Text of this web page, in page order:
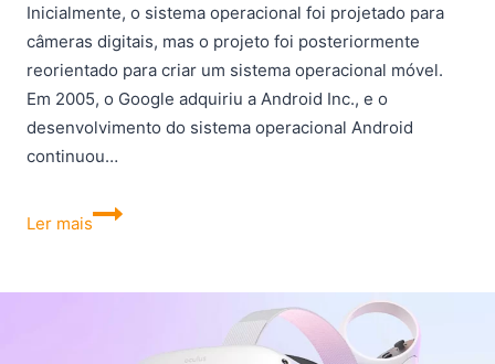
Inicialmente, o sistema operacional foi projetado para
câmeras digitais, mas o projeto foi posteriormente
reorientado para criar um sistema operacional móvel.
Em 2005, o Google adquiriu a Android Inc., e o
desenvolvimento do sistema operacional Android
continuou…
Ler mais
Android:
é